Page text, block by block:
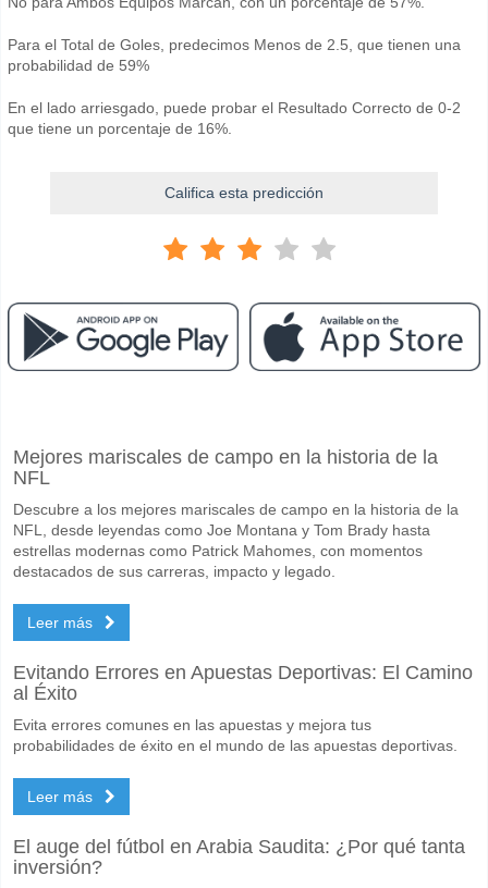
Para el Total de Goles, predecimos Menos de 2.5, que tienen una
probabilidad de 59%
En el lado arriesgado, puede probar el Resultado Correcto de 0-2
que tiene un porcentaje de 16%.
Califica esta predicción
El partido entre JEF Utd Chiba v Machida Zelvia 10 May 2026 09:00.
Machida Zelvia para el Ganador del partido, con una probabilidad de
Marcarán ambos equipos en el partido JEF Utd Chiba
No para Ambos Equipos Marcan, con un porcentaje de 57%.
Cuál es el pronóstico de resultado correcto para JEF
En el lado arriesgado, puede probar el Resultado Correcto de 0-2
Mejores mariscales de campo en la historia de la
NFL
Descubre a los mejores mariscales de campo en la historia de la
NFL, desde leyendas como Joe Montana y Tom Brady hasta
estrellas modernas como Patrick Mahomes, con momentos
destacados de sus carreras, impacto y legado.
Leer más
Evitando Errores en Apuestas Deportivas: El Camino
al Éxito
Evita errores comunes en las apuestas y mejora tus
probabilidades de éxito en el mundo de las apuestas deportivas.
Leer más
El auge del fútbol en Arabia Saudita: ¿Por qué tanta
inversión?